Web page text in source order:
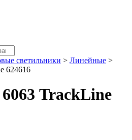
светильники > Линейные >
624616
TrackLine